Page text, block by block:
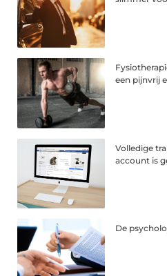
een pijnvrij
Volledige
account is
De